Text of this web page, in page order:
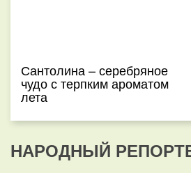
Сантолина – серебряное
чудо с терпким ароматом
лета
НАРОДНЫЙ